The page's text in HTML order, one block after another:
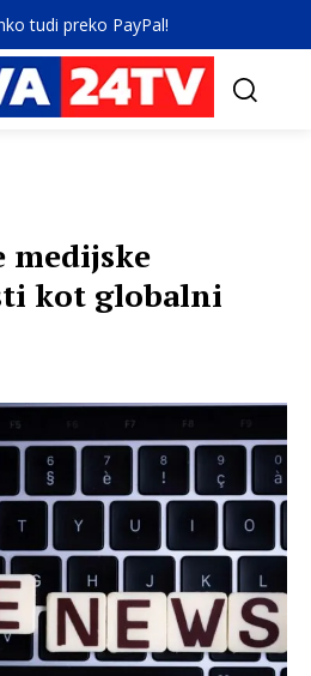
tudi preko PayPal!
medijske
kot globalni